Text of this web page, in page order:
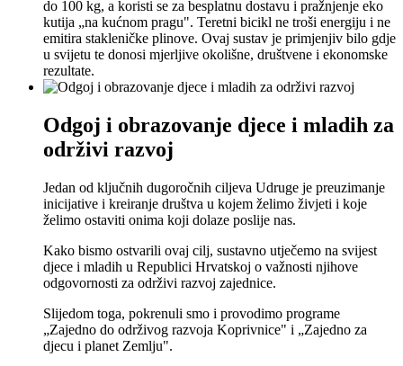
do 100 kg, a koristi se za besplatnu dostavu i pražnjenje eko
kutija „na kućnom pragu". Teretni bicikl ne troši energiju i ne
emitira stakleničke plinove. Ovaj sustav je primjenjiv bilo gdje
u svijetu te donosi mjerljive okolišne, društvene i ekonomske
rezultate.
Odgoj i obrazovanje djece i mladih za
održivi razvoj
Jedan od ključnih dugoročnih ciljeva Udruge je preuzimanje
inicijative i kreiranje društva u kojem želimo živjeti i koje
želimo ostaviti onima koji dolaze poslije nas.
Kako bismo ostvarili ovaj cilj, sustavno utječemo na svijest
djece i mladih u Republici Hrvatskoj o važnosti njihove
odgovornosti za održivi razvoj zajednice.
Slijedom toga, pokrenuli smo i provodimo programe
„Zajedno do održivog razvoja Koprivnice" i „Zajedno za
djecu i planet Zemlju".